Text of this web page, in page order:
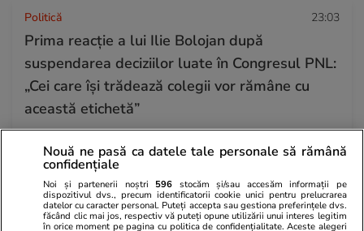
Politică 23:03
Prima reacție a lui Ilie Bolojan după
suspendarea deciziilor luate în Congresul PNL:
„Cei care își trădează colegii vor rămâne cu
această etichetă”
Infrastructura 22:31
Cum avansează proiectul Centurii Timișoara
Vest de 1.400.000.000 de lei: Stadiu de 6% în
Nouă ne pasă ca datele tale personale să rămână
confidențiale
Noi și partenerii noștri 596 stocăm și/sau accesăm informații pe
dispozitivul dvs., precum identificatorii cookie unici pentru prelucrarea
datelor cu caracter personal. Puteți accepta sau gestiona preferințele dvs.
făcând clic mai jos, respectiv vă puteți opune utilizării unui interes legitim
în orice moment pe pagina cu politica de confidențialitate. Aceste alegeri